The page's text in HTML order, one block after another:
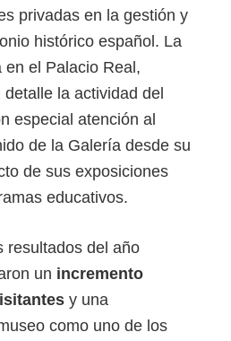
privadas en la gestión y
histórico español. La
en el Palacio Real,
la actividad del
especial atención al
de la Galería desde su
de sus exposiciones
educativos.
resultados del año
un incremento
y una
como uno de los